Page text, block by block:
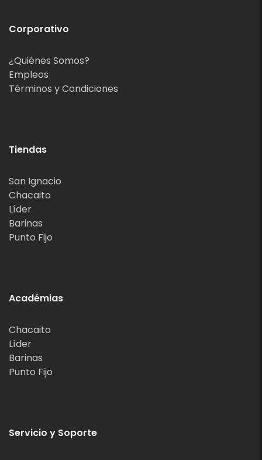
Corporativo
¿Quiénes Somos?
Empleos
Términos y Condiciones
Tiendas
San Ignacio
Chacaito
Líder
Barinas
Punto Fijo
Académias
Chacaito
Líder
Barinas
Punto Fijo
Servicio y Soporte